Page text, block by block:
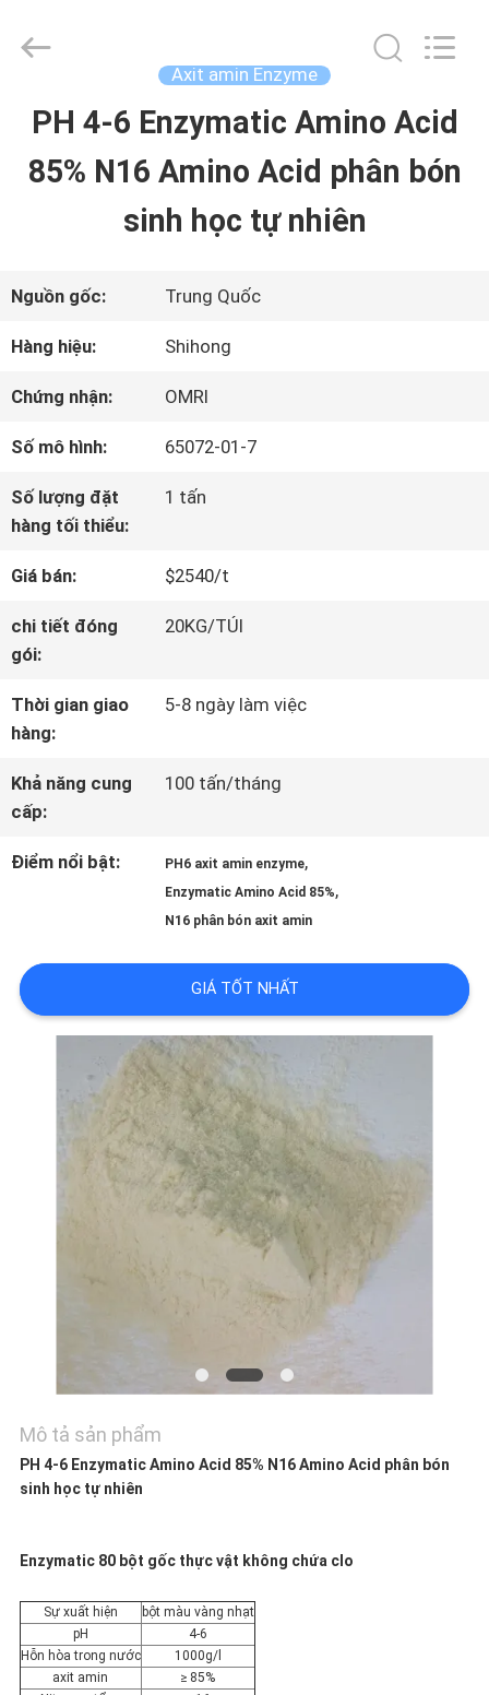
TRANG
CHỦ
SẢN
PHẨM
VIDEO
VỀ
CHÚNG
TÔI
THAM
QUAN
NHÀ
SOÁT
CHẤT
LƯỢNG
LIÊN
CẦU
BÁO
SƠ
ĐỒ
Technology
Rights
Axit amin Enzyme
PH 4-6 Enzymatic Amino Acid
85% N16 Amino Acid phân bón
sinh học tự nhiên
Nguồn gốc: Trung Quốc
Hàng hiệu: Shihong
Chứng nhận: OMRI
Số mô hình: 65072-01-7
Số lượng đặt
hàng tối thiểu:
1 tấn
Giá bán: $2540/t
chi tiết đóng
gói:
20KG/TÚI
Thời gian giao
hàng:
5-8 ngày làm việc
Khả năng cung
cấp:
100 tấn/tháng
Điểm nổi bật: PH6 axit amin enzyme,
Enzymatic Amino Acid 85%,
N16 phân bón axit amin
GIÁ TỐT NHẤT
Mô tả sản phẩm
PH 4-6 Enzymatic Amino Acid 85% N16 Amino Acid phân bón
sinh học tự nhiên
Enzymatic 80 bột gốc thực vật không chứa clo
Sự xuất hiện
bột màu vàng nhạt
pH
4-6
Hỗn hòa trong nước
1000g/l
axit amin
≥ 85%